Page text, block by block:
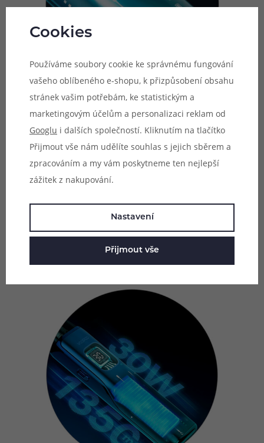
Integrovaná baterie v těle
Tělo e-cigarety Argus Matrix je osazeno integrovanou
baterií o solidní kapacitě 1350 mAh, která si hravě poradí
Cookies
Používáme soubory cookie ke správnému fungování
vašeho oblíbeného e-shopu, k přizpůsobení obsahu
stránek vašim potřebám, ke statistickým a
marketingovým účelům a personalizaci reklam od
Googlu i dalších společností. Kliknutím na tlačítko
Přijmout vše nám udělíte souhlas s jejich sběrem a
zpracováním a my vám poskytneme ten nejlepší
zážitek z nakupování.
Nastavení
Přijmout vše